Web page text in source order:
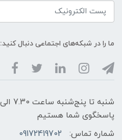
ما را در شبکه‌های اجتماعی دنبال کنید:
پاسخگوی شما هستیم
شماره تماس:
09172419702